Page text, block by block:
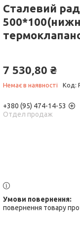
Сталевий
7 530,80 ₴
Немає в наявності Код:
+380 (95) 474-14-53
Отдел продаж
повернення товару